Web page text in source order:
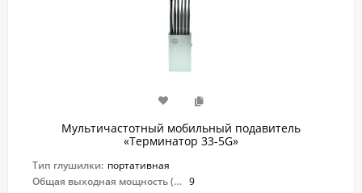
Мультичастотный мобильный подавитель
«Терминатор 33-5G»
Тип глушилки: портативная
Общая выходная мощность (Вт): 9